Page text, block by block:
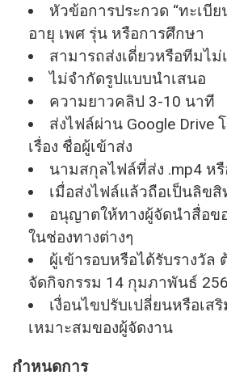
หัวข้อการประกวด “ทะเบี
อายุ เพศ รุ่น หรือการศึกษา
สามารถส่งเดี่ยวหรือทีมไม่
ไม่จำกัดรูปแบบนำเสนอ
ความยาวคลิป 3-10 นาที
ส่งไฟล์ผ่าน Google Drive
เรื่อง ชื่อผู้เข้าส่ง
นามสกุลไฟล์ที่ส่ง .mp4 หรื
เมื่อส่งไฟล์แล้วถือเป็นลิข
อนุญาตให้ทางผู้จัดนำสื่อข
ในช่องทางต่างๆ
ผู้เข้ารอบหรือได้รับรางวัล
จัดกิจกรรม 14 กุมภาพันธ์
เงื่อนไขปรับเปลี่ยนหรือเส
เหมาะสมของผู้จัดงาน
กำหนดการ